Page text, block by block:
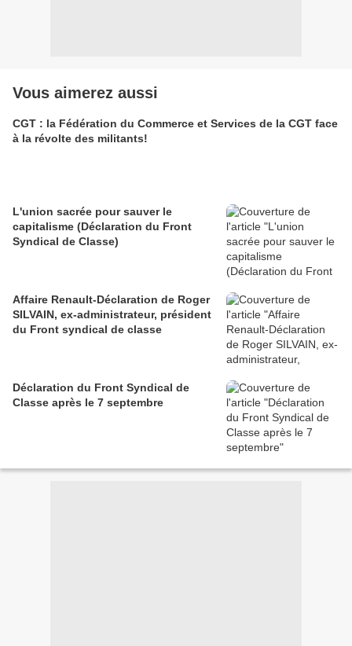
Vous aimerez aussi
CGT : la Fédération du Commerce et Services de la CGT face
à la révolte des militants!
L'union sacrée pour sauver le
capitalisme (Déclaration du Front
Syndical de Classe)
Affaire Renault-Déclaration de Roger
SILVAIN, ex-administrateur, président
du Front syndical de classe
Déclaration du Front Syndical de
Classe après le 7 septembre